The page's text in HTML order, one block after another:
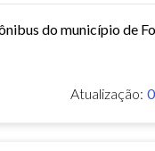
do município de
Atualização: